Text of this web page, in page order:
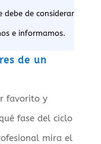
debe de considerar
e informamos.
de un
favorito y
fase del ciclo
mira el